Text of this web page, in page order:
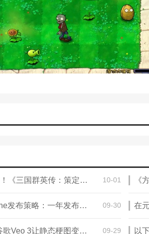
单人每月最高6900！《三国群英传：策定九州》攻略——10/11公测共创计划启动 10-01 《
苹果或将调整iPhone发布策略：一年发布两次iPhone新机 09-30 在
“走神男友”活了！谷歌Veo 3让静态梗图变身真人短剧 09-29 以